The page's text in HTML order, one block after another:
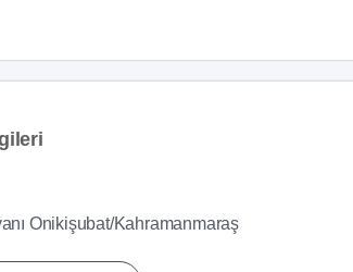
Onikişubat/Kahramanmaraş